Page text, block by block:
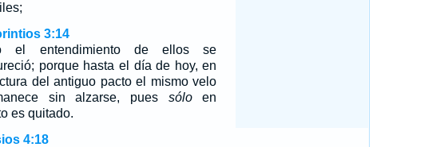
3:14
el entendimiento de ellos se
porque hasta el día de hoy, en
del antiguo pacto el mismo velo
sin alzarse, pues sóloen
es quitado.
4:18